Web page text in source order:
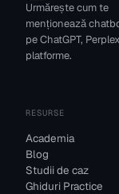
Urmărește cum te
menționează
pe ChatGPT,
platforme.
RESURSE
Academia
Blog
Studii de caz
Ghiduri Practice